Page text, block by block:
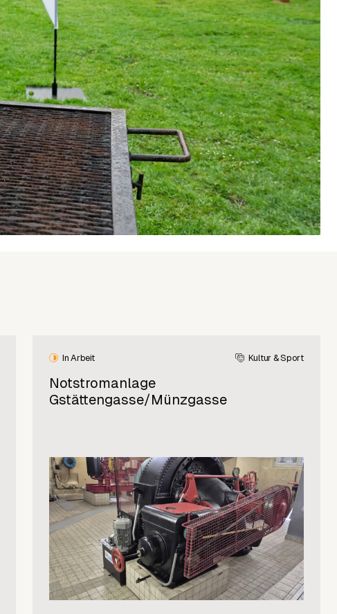
In Arbeit Kultur & Sport
Notstromanlage
Gstättengasse/Münzgasse